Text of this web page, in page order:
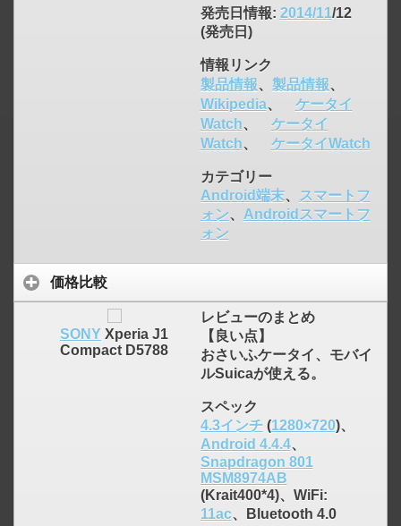
発売日情報: 2014/11/12
(発売日)
情報リンク
製品情報、 製品情報、
Wikipedia、
ケータイ
Watch、
ケータイ
Watch、 ケータイWatch
カテゴリー
Android端末、
スマートフ
ォン、 Androidスマートフ
ォン
価格比較
SONY Xperia J1
Compact D5788
レビューのまとめ
【良い点】
おさいふケータイ、モバイ
ルSuicaが使える。
スペック
4.3インチ(1280×720)、
Android 4.4.4、
Snapdragon 801
MSM8974AB
(Krait400*4)、WiFi:
11ac、Bluetooth 4.0
click to expand contents